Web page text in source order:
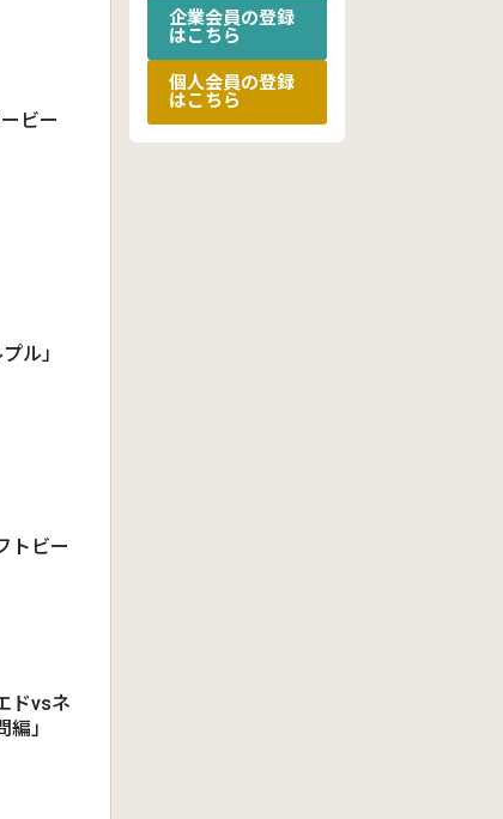
ビー
ル」
トビー
ドvsネ
」
企業会員の登録
はこちら
個人会員の登録
はこちら